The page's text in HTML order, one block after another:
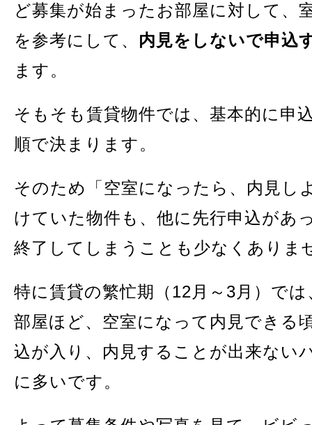
ど募集が始まったお部屋に対して、
を参考にして、 内見をしないで申込
ます。
そもそも賃貸物件では、基本的に申
順で決まります。
そのため「空室になったら、内見し
けていた物件も、他に先行申込があ
終了してしまうことも少なくありま
特に賃貸の繁忙期（12月～3月）で
部屋ほど、空室になって内見できる
込が入り、内見することが出来ない
に多いです。